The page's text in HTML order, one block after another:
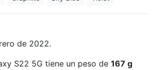
de 2022.
S22 5G tiene un peso de 167 g